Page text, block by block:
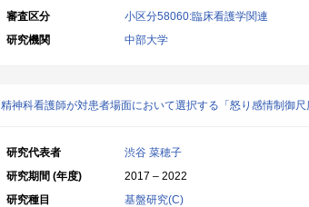
審査区分
小区分58060:臨床看護学関連
研究機関
中部大学
精神科看護師が対患者場面において選択する「怒り感情制御
研究代表者
渋谷 菜穂子
研究期間 (年度)
2017 – 2022
研究種目
基盤研究(C)